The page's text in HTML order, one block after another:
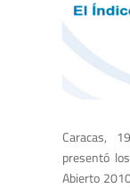
Caracas,
presentó
Abierto